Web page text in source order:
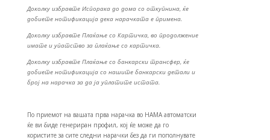
Доколку избравте Испорака до дома со откупнина, ќе
добиете нотификација дека нарачката е примена.
Доколку избравте Плаќање со Картичка, во продолжение
имате и упатство за плаќање со картичка.
Доколку избравте Плаќање со банкарски трансфер, ќе
добиете нотификација со нашите банкарски детали и
број на нарачка за да ја уплатите истата.
По приемот на вашата прва нарачка во НАМА автоматски
ќе ви биде генериран профил, кој ќе може да го
користите за сите следни нарачки без да ги пополнувате